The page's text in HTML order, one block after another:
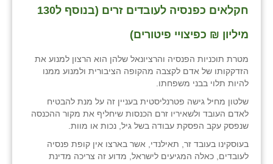
חקלאים כפנסיה לעובדים זרים (בנוסף ל130
מיליון ₪ כפיצויי פיטורים)
מטרת תוכניות הפנסיה והרציונאל שלהן הוא הרצון למנוע את
הזדקקותו של אדם לקצבה מהקופה הציבורית ולמנוע ממנו
להיות תלוי בבני משפחתו.
שלטון מחיל גישה פטרנליסטית בעניין זה על מנת להבטיח
לאדם העובד ולשאיריו זרם הכנסות שיחליף את מקור ההכנסה
שנפסק עקב הפסקת עבודה בשל גיל, נכות או מוות.
בעוסקינו בעובד זר, תאילנדי, אשר בארצו אין קופת פנסיה
לעובדים, כאלה המגיעים לישראל, מדוע זה צריכה מדינת